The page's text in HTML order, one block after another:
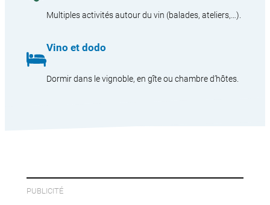
Multiples activités autour du vin (balades, ateliers,…).
Vino et dodo
Dormir dans le vignoble, en gîte ou chambre d’hôtes.
PUBLICITÉ